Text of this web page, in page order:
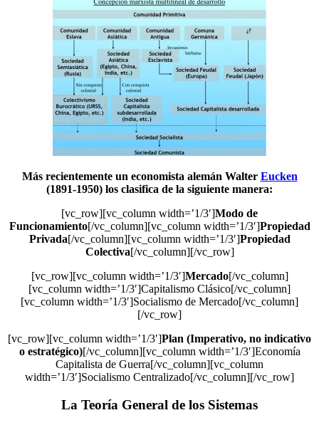
Más recientemente un economista alemán Walter Eucken
(1891-1950) los clasifica de la siguiente manera:
[vc_row][vc_column width=’1/3′]Modo de
Funcionamiento[/vc_column][vc_column width=’1/3′]Propiedad
Privada[/vc_column][vc_column width=’1/3′]Propiedad
Colectiva[/vc_column][/vc_row]
[vc_row][vc_column width=’1/3′]Mercado[/vc_column]
[vc_column width=’1/3′]Capitalismo Clásico[/vc_column]
[vc_column width=’1/3′]Socialismo de Mercado[/vc_column]
[/vc_row]
[vc_row][vc_column width=’1/3′]Plan (Imperativo, no indicativo
o estratégico)[/vc_column][vc_column width=’1/3′]Economía
Capitalista de Guerra[/vc_column][vc_column
width=’1/3′]Socialismo Centralizado[/vc_column][/vc_row]
La Teoría General de los Sistemas